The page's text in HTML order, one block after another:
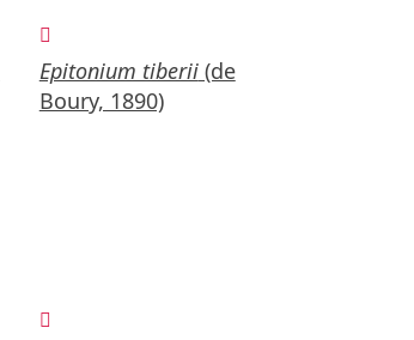
Epitonium tiberii(de
Boury, 1890)